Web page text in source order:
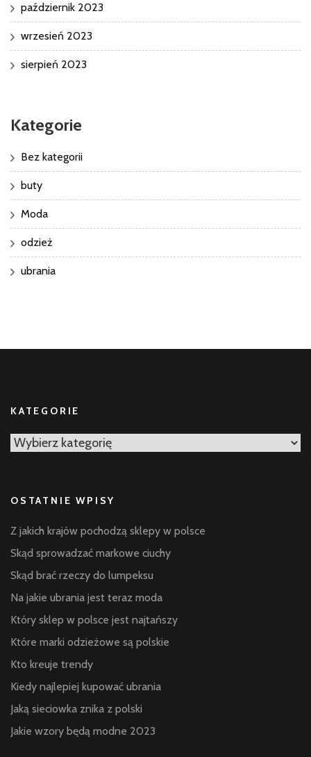
październik 2023
wrzesień 2023
sierpień 2023
Kategorie
Bez kategorii
buty
Moda
odzież
ubrania
KATEGORIE
Kategorie
OSTATNIE WPISY
Z jakich krajów pochodzą sklepy w polsce
Skąd sprowadzać markowe ciuchy
Skąd brać rzeczy do lumpeksu
Na jakie ubrania jest teraz moda
Który sklep w polsce jest najtańszy
Które marki odzieżowe są polskie
Kto kreuje trendy
Kiedy najlepiej kupować ubrania
Jaką sieciowka znika z polski
Jakie wzory będą modne 2023